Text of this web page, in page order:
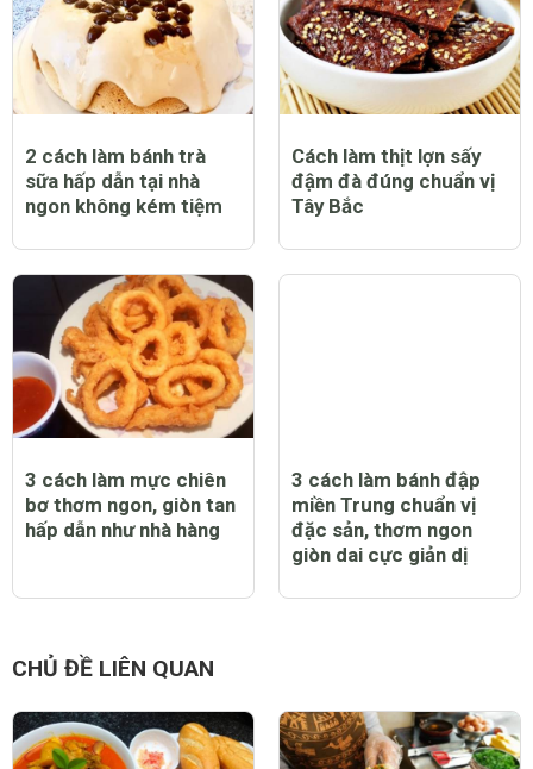
2 cách làm bánh trà
sữa hấp dẫn tại nhà
ngon không kém tiệm
Cách làm thịt lợn sấy
đậm đà đúng chuẩn vị
Tây Bắc
3 cách làm mực chiên
bơ thơm ngon, giòn tan
hấp dẫn như nhà hàng
3 cách làm bánh đập
miền Trung chuẩn vị
đặc sản, thơm ngon
giòn dai cực giản dị
CHỦ ĐỀ LIÊN QUAN